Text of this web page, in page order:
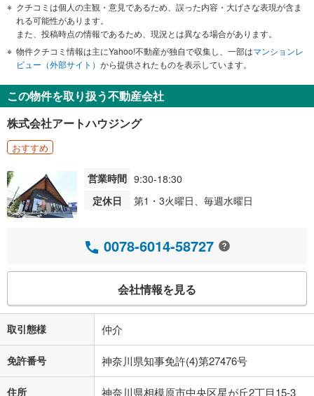
あります。
クチコミは個人の主観・意見であるため、誤った内容・大げさな表現が含ま
れる可能性があります。
また、投稿時点の情報であるため、現況とは異なる場合があります。
物件クチコミ情報は主にYahoo!不動産が独自で収集し、一部はマンションレ
ビュー（外部サイト） から提供されたものを表示しています。
この物件を取り扱う不動産会社
株式会社アートハウジング
おすすめ
営業時間 9:30-18:30
定休日
第1・3火曜日、毎週水曜日
0078-6014-58727
会社情報を見る
取引態様 仲介
免許番号 神奈川県知事免許(4)第27476号
住所 神奈川県相模原市中央区星が丘2丁目15-3